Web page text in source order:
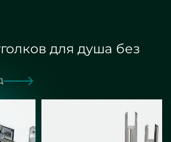
для душа без